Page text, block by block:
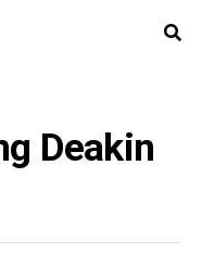
Deakin